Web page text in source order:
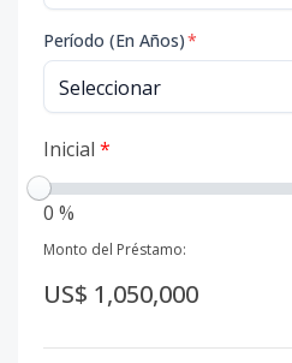
Período (En Años)*
Inicial *
0 %
Monto del Préstamo:
US$ 1,050,000